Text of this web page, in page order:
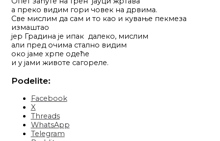
а преко видим гори човек на дрвима.
Све мислим да сам и то као и кување пекмеза
измаштао
јер Градина је ипак далеко, мислим
али пред очима стално видим
око јаме хрпе одеће
и у јами животе сагореле.
Podelite:
Facebook
X
Threads
WhatsApp
Telegram